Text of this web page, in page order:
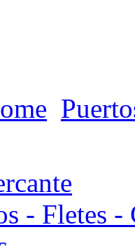
- Fletes -